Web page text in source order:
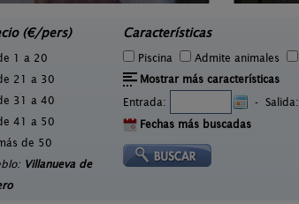
(€/pers)
1 a 20
21 a 30
31 a 40
41 a 50
de 50
Villanueva de
Características
Piscina Admite animales
Mostrar más características
Entrada:
- Salida:
Fechas más buscadas